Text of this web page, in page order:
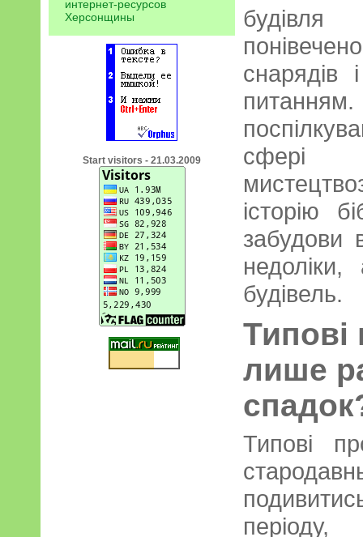
интернет-ресурсов
Херсонщины
Start visitors - 21.03.2009
снарядів
сфері
історію
забудови
будівель.
Типові
лише
Типові
періоду,